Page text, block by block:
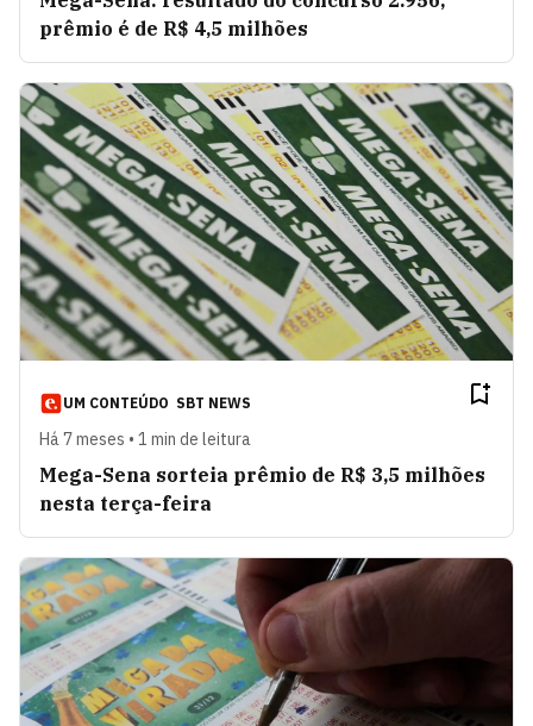
prêmio é de R$ 4,5 milhões
UM CONTEÚDO SBT NEWS
Há 7 meses • 1 min de leitura
Mega-Sena sorteia prêmio de R$ 3,5 milhões
nesta terça-feira